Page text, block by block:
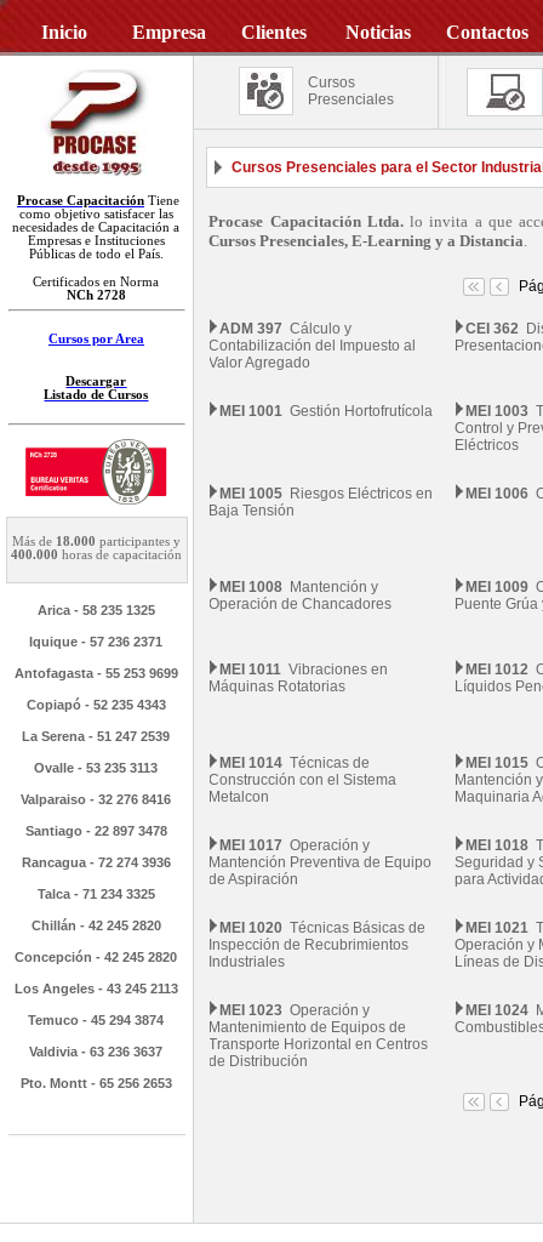
Inicio Empresa Clientes Noticias Contactos
Procase Capacitación Tiene
como objetivo satisfacer las
necesidades de Capacitación a
Empresas e Instituciones
Públicas de todo el País.
Certificados en Norma
NCh 2728
Cursos por Area
Descargar
Listado de Cursos
Más de 18.000 participantes y
400.000 horas de capacitación
Arica - 58 235 1325
Iquique - 57 236 2371
Antofagasta - 55 253 9699
Copiapó - 52 235 4343
La Serena - 51 247 2539
Ovalle - 53 235 3113
Valparaiso - 32 276 8416
Santiago - 22 897 3478
Rancagua - 72 274 3936
Talca - 71 234 3325
Chillán - 42 245 2820
Concepción - 42 245 2820
Los Angeles - 43 245 2113
Temuco - 45 294 3874
Valdivia - 63 236 3637
Pto. Montt - 65 256 2653
Cursos
Presenciales
Cursos Presenciales para el Sector
Procase Capacitación Ltda.lo invita a que
Cursos Presenciales, E-Learning y a Distancia.
ADM 397 Cálculo y
Contabilización del Impuesto al
Valor Agregado
CEI 362
MEI 1001 Gestión Hortofrutícola MEI 1003
Control y
Eléctricos
MEI 1005 Riesgos Eléctricos en
Baja Tensión
MEI 1006
MEI 1008 Mantención y
Operación de Chancadores
MEI 1009
Puente
MEI 1011 Vibraciones en
Máquinas Rotatorias
MEI 1012
Líquidos
MEI 1014 Técnicas de
Construcción con el Sistema
Metalcon
MEI 1015
Mantención
Maquinaria
MEI 1017 Operación y
Mantención Preventiva de Equipo
de Aspiración
MEI 1018
Seguridad y
para
MEI 1020 Técnicas Básicas de
Inspección de Recubrimientos
Industriales
MEI 1021
Operación y
Líneas de
MEI 1023 Operación y
Mantenimiento de Equipos de
Transporte Horizontal en Centros
de Distribución
MEI 1024